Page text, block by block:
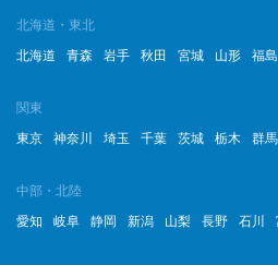
北海道・東北
北海道
青森 岩手 秋田 宮城 山形 福島
関東
東京
神奈川 埼玉 千葉 茨城 栃木 群馬
中部・北陸
愛知
岐阜 静岡 新潟 山梨 長野 石川